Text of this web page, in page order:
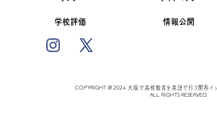
学校評価 情報公開
COPYRIGHT @ 2024 大阪で高校教育を英語で行う関西イ
ALL RIGHTS RESERVED.